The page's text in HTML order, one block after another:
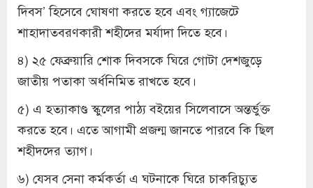
দিবস’ হিসেবে ঘোষণা করতে হবে এবং গ্যাজেটে
শাহাদাতবরণকারী শহীদের মর্যাদা দিতে হবে।
৪) ২৫ ফেব্রুয়ারি শোক দিবসকে ঘিরে গোটা দেশজুড়ে
জাতীয় পতাকা অর্ধনিমিত রাখতে হবে।
৫) এ হত্যাকাণ্ড স্কুলের পাঠ্য বইয়ের সিলেবাসে অন্তর্ভুক্ত
করতে হবে। এতে আগামী প্রজন্ম জানতে পারবে কি ছিল
শহীদদের ত্যাগ।
৬) যেসব সেনা কর্মকর্তা এ ঘটনাকে ঘিরে চাকরিচ্যুত